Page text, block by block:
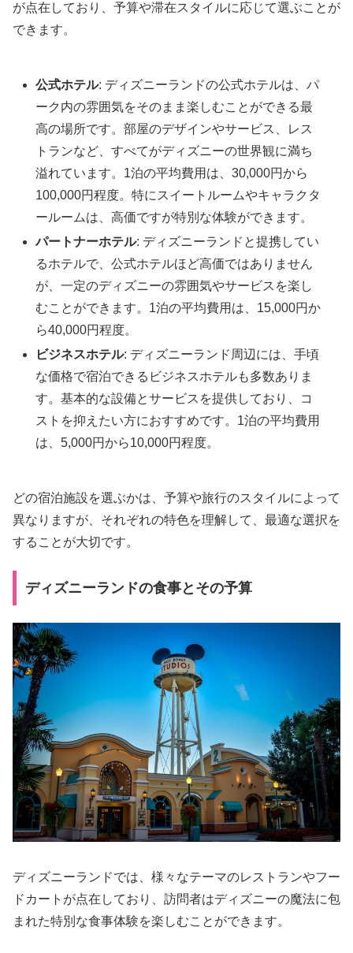
が点在しており、予算や滞在スタイルに応じて選ぶことが
できます。
公式ホテル: ディズニーランドの公式ホテルは、パ
ーク内の雰囲気をそのまま楽しむことができる最
高の場所です。部屋のデザインやサービス、レス
トランなど、すべてがディズニーの世界観に満ち
溢れています。1泊の平均費用は、30,000円から
100,000円程度。特にスイートルームやキャラクタ
ールームは、高価ですが特別な体験ができます。
パートナーホテル: ディズニーランドと提携してい
るホテルで、公式ホテルほど高価ではありません
が、一定のディズニーの雰囲気やサービスを楽し
むことができます。1泊の平均費用は、15,000円か
ら40,000円程度。
ビジネスホテル: ディズニーランド周辺には、手頃
な価格で宿泊できるビジネスホテルも多数ありま
す。基本的な設備とサービスを提供しており、コ
ストを抑えたい方におすすめです。1泊の平均費用
は、5,000円から10,000円程度。
どの宿泊施設を選ぶかは、予算や旅行のスタイルによって
異なりますが、それぞれの特色を理解して、最適な選択を
することが大切です。
ディズニーランドの食事とその予算
ディズニーランドでは、様々なテーマのレストランやフー
ドカートが点在しており、訪問者はディズニーの魔法に包
まれた特別な食事体験を楽しむことができます。